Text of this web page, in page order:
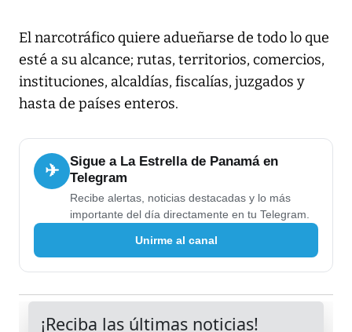
El narcotráfico quiere adueñarse de todo lo que
esté a su alcance; rutas, territorios, comercios,
instituciones, alcaldías, fiscalías, juzgados y
hasta de países enteros.
✈
Sigue a La Estrella de Panamá en
Telegram
Recibe alertas, noticias destacadas y lo más
importante del día directamente en tu Telegram.
Unirme al canal